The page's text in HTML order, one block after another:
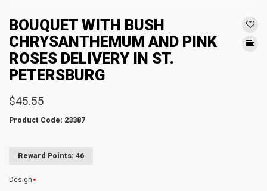
BOUQUET WITH BUSH
CHRYSANTHEMUM AND PINK
ROSES DELIVERY IN ST.
PETERSBURG
$45.55
Product Code: 23387
Reward Points: 46
Design